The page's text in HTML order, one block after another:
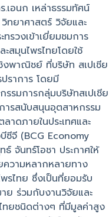
อนก เหล่าธรรมทัศน์
ทยาศาสตร์ วิจัยและ
รวงเข้าเยี่ยมชมการ
สมุนไพรไทยโดยใช้
งพาณิชย์ ที่บริษัท สเปเชีย
ราการ โดยมี
รมการกลุ่มบริษัทสเปเชีย
ารสนับสนุนอุตสาหกรรม
าดภายในประเทศและ
ซีจี (BCG Economy
จันทร์โอชา ประกาศให้
วามหลากหลายทาง
รไทย ซึ่งเป็นที่ยอมรับ
ย ร่วมกับงานวิจัยและ
ยชนิดต่างๆ ที่มีมูลค่าสูง